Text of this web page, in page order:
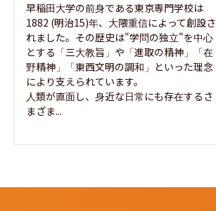
早稲田大学の前身である東京専門学校は
1882 (明治15)年、大隈重信によって創設さ
れました。その歴史は"学問の独立"を中心
とする「三大教旨」や「進取の精神」「在
野精神」「東西文明の調和」といった理念
により支えられています。
人類が直面し、身近な日常にも存在するさ
まざま...